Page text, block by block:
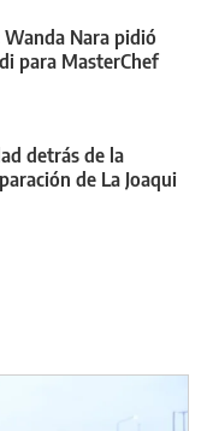
Nara pidió
para MasterChef
detrás de la
de La Joaqui